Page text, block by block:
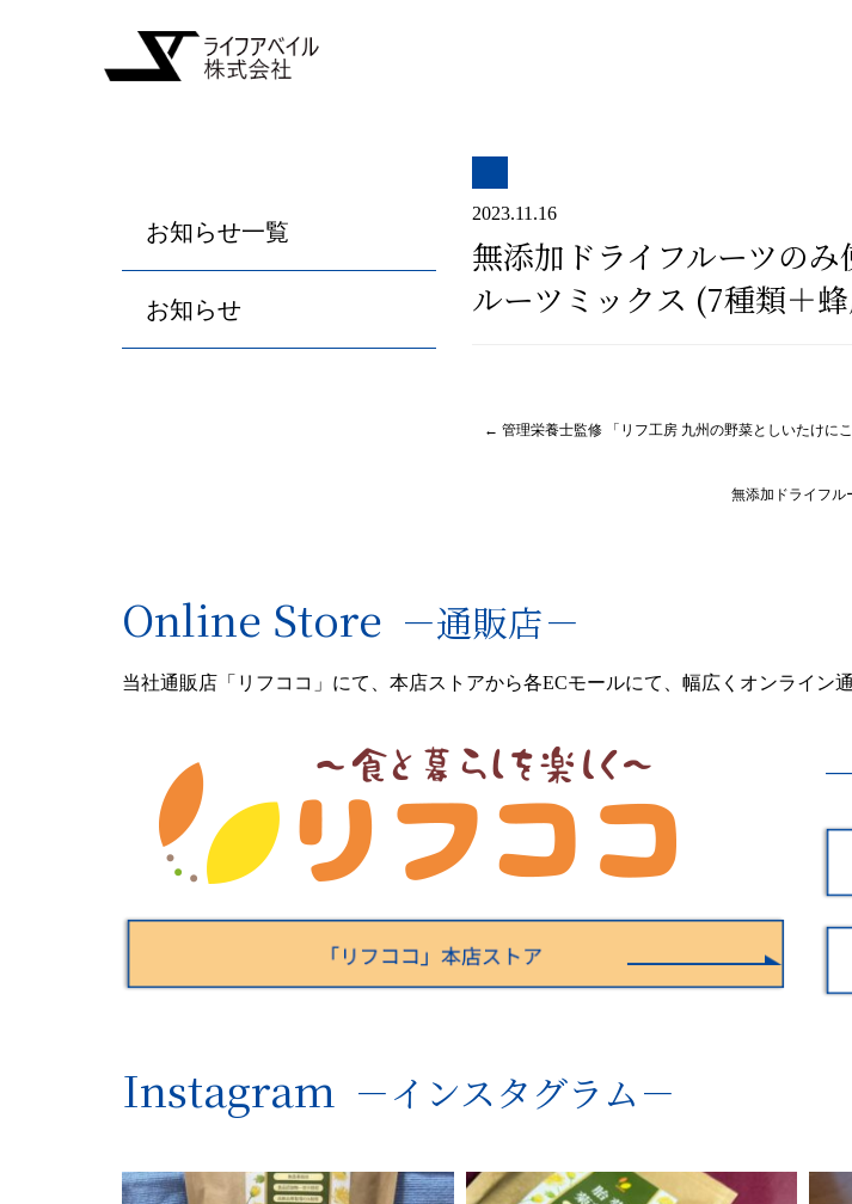
お知らせ一覧
お知らせ
2023.11.16
無添加ドライフルーツの
ルーツミックス (7種類＋蜂
投
ー
シ
ン
← 管理栄養士監修 「リフ工房 九州の野菜としいたけに
無添加ドライフル
Online Store －通販店－
当社通販店「リフココ」にて、本店ストアから各ECモールにて、幅広くオンライン
Instagram －インスタグラム－